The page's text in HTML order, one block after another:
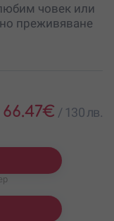
човек или
преживяване
66.47€ / 130 лв.